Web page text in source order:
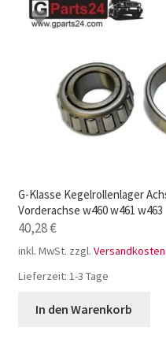
G-Klasse Kegelrollenlager
Vorderachse w460 w461 w463
40,28€
inkl. MwSt. zzgl. Versandkosten
Lieferzeit: 1-3 Tage
In den Warenkorb